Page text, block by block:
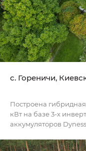
c. Гореничи,
Построена
кВт на базе 3-х
аккумуляторов